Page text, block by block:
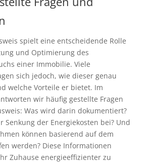
spielt eine entscheidende Rolle
und Optimierung des
einer Immobilie. Viele
sich jedoch, wie dieser genau
welche Vorteile er bietet. Im
wir häufig gestellte Fragen
Was wird darin dokumentiert?
Senkung der Energiekosten bei? Und
können basierend auf dem
werden? Diese Informationen
Zuhause energieeffizienter zu